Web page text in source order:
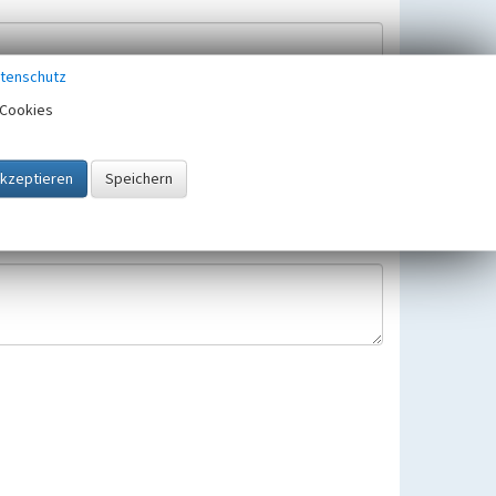
gespeichert und verwendet.
gültigen Europäischen